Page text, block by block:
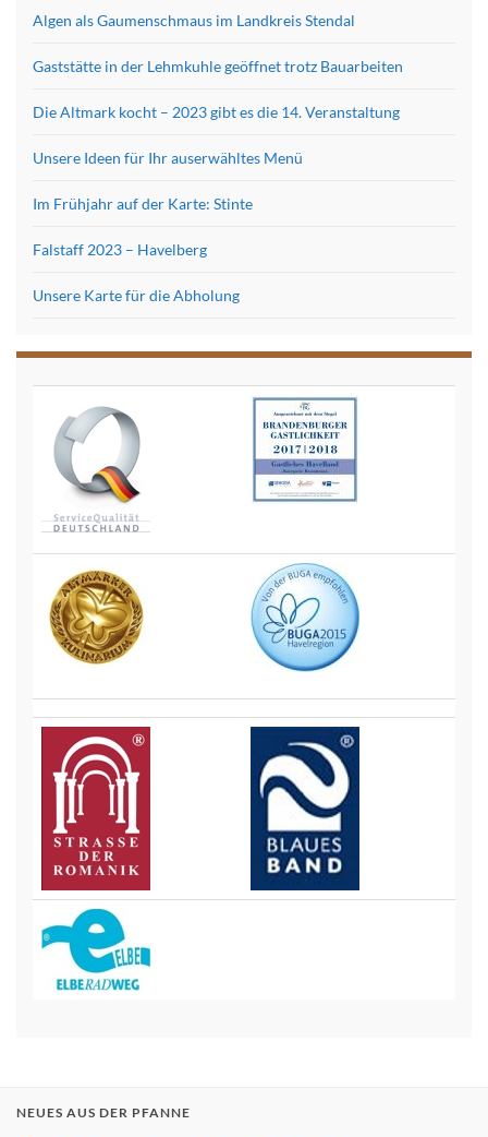
Algen als Gaumenschmaus im Landkreis Stendal
Gaststätte in der Lehmkuhle geöffnet trotz Bauarbeiten
Die Altmark kocht – 2023 gibt es die 14. Veranstaltung
Unsere Ideen für Ihr auserwähltes Menü
Im Frühjahr auf der Karte: Stinte
Falstaff 2023 – Havelberg
Unsere Karte für die Abholung
NEUES AUS DER PFANNE